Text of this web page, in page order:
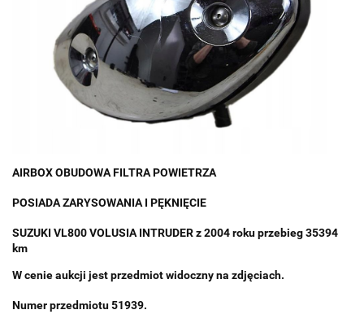
AIRBOX OBUDOWA FILTRA POWIETRZA
POSIADA ZARYSOWANIA I PĘKNIĘCIE
SUZUKI VL800 VOLUSIA INTRUDER z 2004 roku przebieg 35394
km
W cenie aukcji jest przedmiot widoczny na zdjęciach.
Numer przedmiotu 51939.